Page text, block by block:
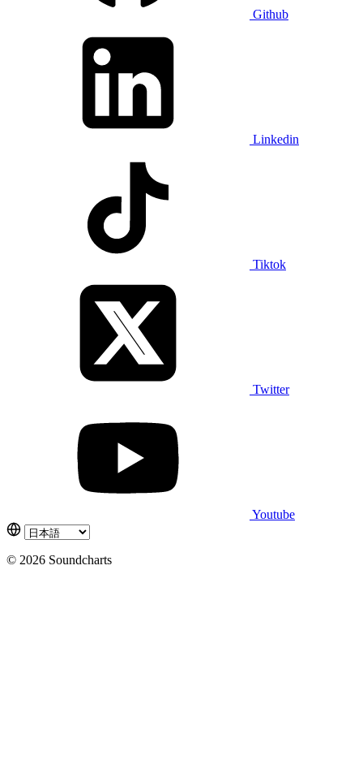
Github
Linkedin
Tiktok
Twitter
Youtube
© 2026 Soundcharts